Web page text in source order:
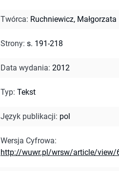
Twórca: Ruchniewicz, Małgorzata
Strony: s. 191-218
Data wydania: 2012
Typ: Tekst
Język publikacji: pol
Wersja Cyfrowa:
http://wuwr.pl/wrsw/article/view/